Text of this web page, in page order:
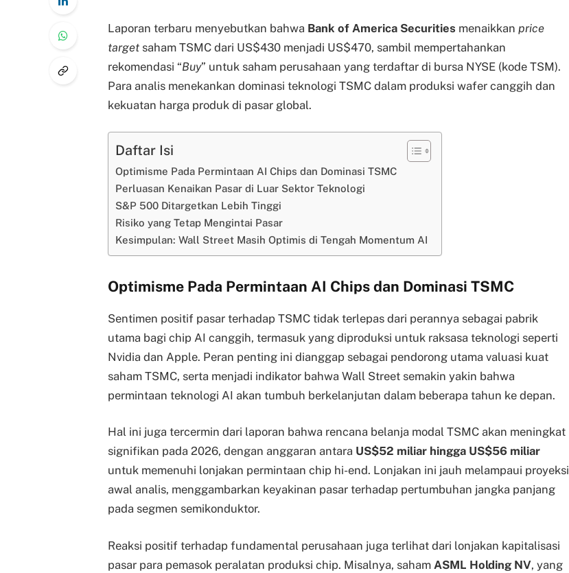
Laporan terbaru menyebutkan bahwa Bank of America Securities menaikkan price
target saham TSMC dari US$430 menjadi US$470, sambil mempertahankan
rekomendasi “Buy” untuk saham perusahaan yang terdaftar di bursa NYSE (kode TSM).
Para analis menekankan dominasi teknologi TSMC dalam produksi wafer canggih dan
kekuatan harga produk di pasar global.
Daftar Isi
Optimisme Pada Permintaan AI Chips dan Dominasi TSMC
Perluasan Kenaikan Pasar di Luar Sektor Teknologi
S&P 500 Ditargetkan Lebih Tinggi
Risiko yang Tetap Mengintai Pasar
Kesimpulan: Wall Street Masih Optimis di Tengah Momentum AI
Optimisme Pada Permintaan AI Chips dan Dominasi TSMC
Sentimen positif pasar terhadap TSMC tidak terlepas dari perannya sebagai pabrik
utama bagi chip AI canggih, termasuk yang diproduksi untuk raksasa teknologi seperti
Nvidia dan Apple. Peran penting ini dianggap sebagai pendorong utama valuasi kuat
saham TSMC, serta menjadi indikator bahwa Wall Street semakin yakin bahwa
permintaan teknologi AI akan tumbuh berkelanjutan dalam beberapa tahun ke depan.
Hal ini juga tercermin dari laporan bahwa rencana belanja modal TSMC akan meningkat
signifikan pada 2026, dengan anggaran antara US$52 miliar hingga US$56 miliar
untuk memenuhi lonjakan permintaan chip hi-end. Lonjakan ini jauh melampaui proyeksi
awal analis, menggambarkan keyakinan pasar terhadap pertumbuhan jangka panjang
pada segmen semikonduktor.
Reaksi positif terhadap fundamental perusahaan juga terlihat dari lonjakan kapitalisasi
pasar para pemasok peralatan produksi chip. Misalnya, saham ASML Holding NV, yang